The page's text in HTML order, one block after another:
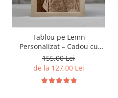
Tablou pe Lemn
Personalizat – Cadou cu
Poză și Text
155,00 Lei
de la 127,00 Lei